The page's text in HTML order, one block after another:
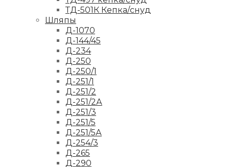
ТД-501К Кепка/снуд
Шляпы
Д-1070
Д-144/45
Д-234
Д-250
Д-250/1
Д-251/1
Д-251/2
Д-251/2А
Д-251/3
Д-251/5
Д-251/5А
Д-254/3
Д-265
Д-290